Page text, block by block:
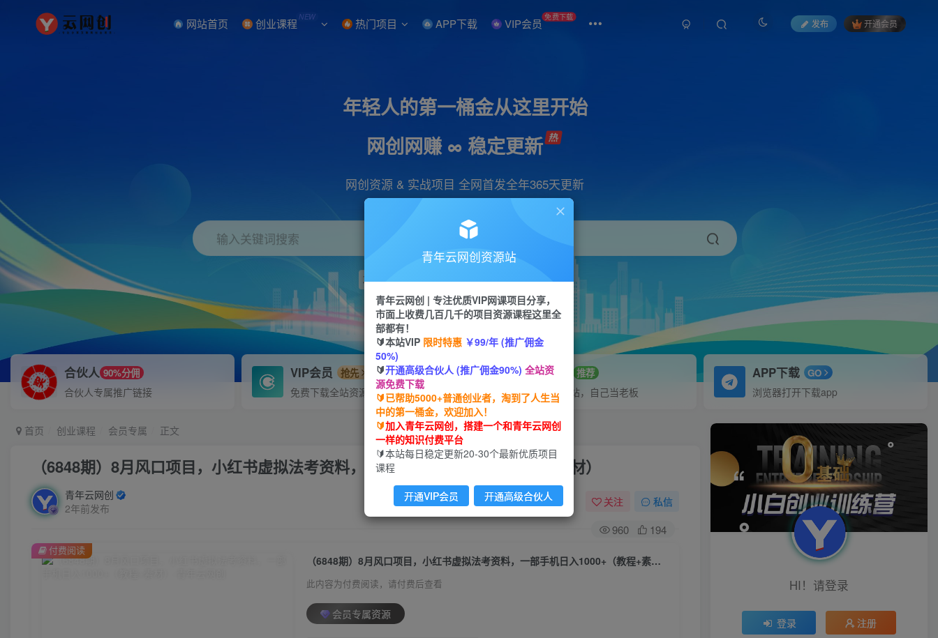
网站首页 创业课程 NEW 热门项目 APP下载 VIP会员 免费下载
发布 开通会员
年轻人的第一桶金从这里开始
网创网赚 ∞ 稳定更新
网创资源 & 实战项目 全网首发全年365天更新
输入关键词搜索
项目 引流 抖音 短视频 剪辑 视频号
合伙人 90%分佣
合伙人专属推广链接
VIP会员 抢先
免费下载全站资源
招募站长 推荐
搭建同款网站，自己当老板
APP下载 GO
浏览器打开下载app
首页 创业课程 会员专属 正文
（6848期）8月风口项目，小红书虚拟法考资料，一部手机日入1000+（教程+素材）
青年云网创
2年前发布
关注 私信
960 194
（6848期）8月风口项目，小红书虚拟法考资料，一部手机日入1000+（教程+素材）
此内容为付费阅读，请付费后查看
会员专属资源
付费阅读
HI！请登录
登录 注册
青年云网创资源站
青年云网创 | 专注优质VIP网课项目分享，
市面上收费几百几千的项目资源课程这里全
部都有！
🔰本站VIP 限时特惠 ￥99/年 (推广佣金
50%)
🔰开通高级合伙人 (推广佣金90%) 全站资
源免费下载
🔰已帮助5000+普通创业者，淘到了人生当
中的第一桶金，欢迎加入！
🔰加入青年云网创，搭建一个和青年云网创
一样的知识付费平台
🔰本站每日稳定更新20-30个最新优质项目
课程
开通VIP会员 开通高级合伙人